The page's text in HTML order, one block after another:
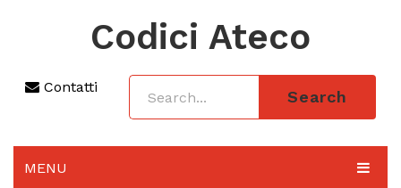
Codici Ateco
Contatti
Search
MENU